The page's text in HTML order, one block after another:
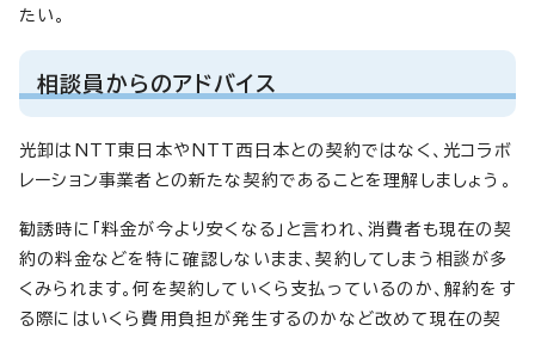
たい。
相談員からのアドバイス
光卸はNTT東日本やNTT西日本との契約ではなく、光コラボ
レーション事業者との新たな契約であることを理解しましょう。
勧誘時に「料金が今より安くなる」と言われ、消費者も現在の契
約の料金などを特に確認しないまま、契約してしまう相談が多
くみられます。何を契約していくら支払っているのか、解約をす
る際にはいくら費用負担が発生するのかなど改めて現在の契